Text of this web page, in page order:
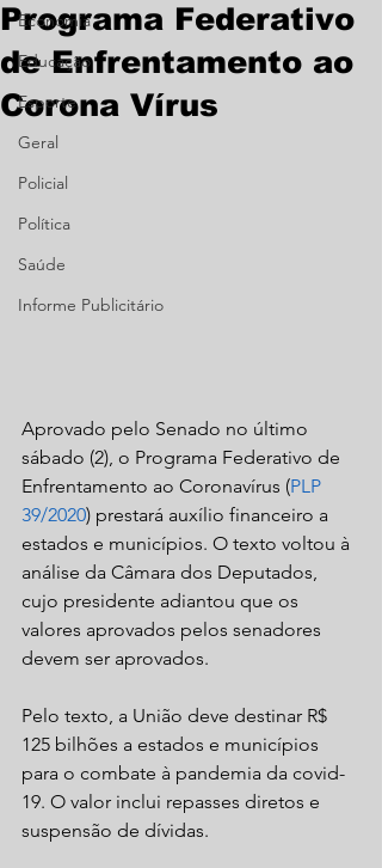
Economia
Educação
Esporte
Geral
Policial
Política
Saúde
Informe Publicitário
Programa Federativo
de Enfrentamento ao
Corona Vírus
Aprovado pelo Senado no último
sábado (2), o Programa Federativo de
Enfrentamento ao Coronavírus (PLP
39/2020) prestará auxílio financeiro a
estados e municípios. O texto voltou à
análise da Câmara dos Deputados,
cujo presidente adiantou que os
valores aprovados pelos senadores
devem ser aprovados.
Pelo texto, a União deve destinar R$
125 bilhões a estados e municípios
para o combate à pandemia da covid-
19. O valor inclui repasses diretos e
suspensão de dívidas.